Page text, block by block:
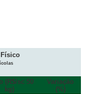
(R$/sc 50
kg)
Variação
(%)